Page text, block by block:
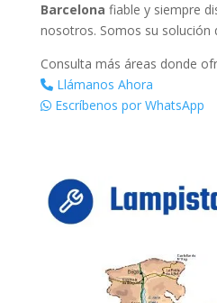
Barcelona fiable y siempre
nosotros. Somos su solución
Consulta más áreas donde
Llámanos Ahora
Escríbenos por WhatsApp